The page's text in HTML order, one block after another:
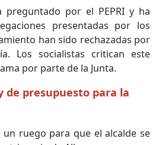
preguntado por el PEPRI y ha
presentadas por los
han sido rechazadas por
Los socialistas critican este
por parte de la Junta.
de presupuesto para la
un ruego para que el alcalde se